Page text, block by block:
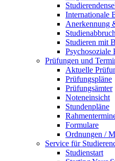
Internationale
Anerkennung
Studieren mit
Psychosoziale
Prüfungen und
Aktuelle
Prüfungspläne
Prüfungsämter
Noteneinsicht
Stundenpläne
Formulare
Ordnungen /
Service für
Studienstart